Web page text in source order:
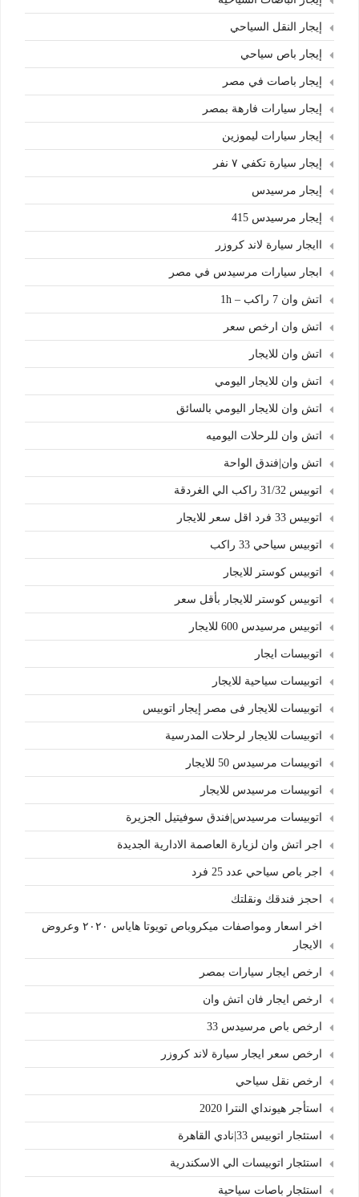
إيجار النقل السياحي
إيجار باص سياحي
إيجار باصات في مصر
إيجار سيارات فارهة بمصر
إيجار سيارات ليموزين
إيجار سيارة تكفي ٧ نفر
إيجار مرسيدس
إيجار مرسيدس 415
اايجار سيارة لاند كروزر
ابجار سيارات مرسيدس في مصر
اتش وان 7 راكب – 1h
اتش وان ارخص سعر
اتش وان للايجار
اتش وان للايجار اليومي
اتش وان للايجار اليومي بالسائق
اتش وان للرحلات اليوميه
اتش وان|فندق الواحة
اتوبيس 31/32 راكب الي الغردقة
اتوبيس 33 فرد اقل سعر للايجار
اتوبيس سياحي 33 راكب
اتوبيس كوستر للايجار
اتوبيس كوستر للايجار بأقل سعر
اتوبيس مرسيدس 600 للايجار
اتوبيسات ايجار
اتوبيسات سياحية للايجار
اتوبيسات للايجار فى مصر إيجار اتوبيس
اتوبيسات للايجار لرحلات المدرسية
اتوبيسات مرسيدس 50 للايجار
اتوبيسات مرسيدس للايجار
اتوبيسات مرسيدس|فندق سوفيتيل الجزيرة
اجر اتش وان لزيارة العاصمة الادارية الجديدة
اجر باص سياحي عدد 25 فرد
احجز فندقك ونقلتك
اخر اسعار ومواصفات ميكروباص تويوتا هاياس ٢٠٢٠ وعروض
الايجار
ارخص ايجار سيارات بمصر
ارخص ايجار فان اتش وان
ارخص باص مرسيدس 33
ارخص سعر ايجار سيارة لاند كروزر
ارخص نقل سياحي
استأجر هيونداي النترا 2020
استئجار اتوبيس 33|نادي القاهرة
استئجار اتوبيسات الي الاسكندرية
استئجار باصات سياحية